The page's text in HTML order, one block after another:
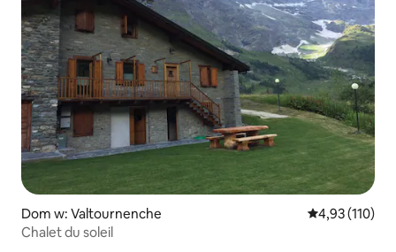
Dom w: Valtournenche Średnia
4,93 (110)
Chalet du soleil